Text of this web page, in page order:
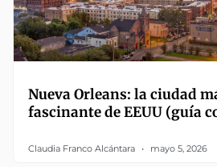
Nueva Orleans: la ciudad
fascinante de EEUU (guía
Claudia Franco Alcántara mayo 5, 2026